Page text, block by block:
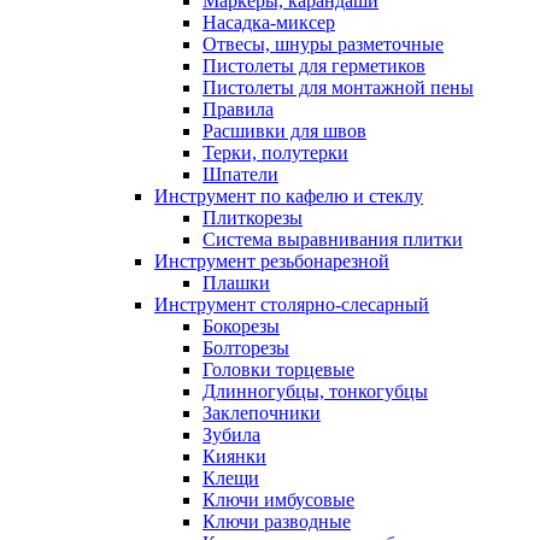
Насадка-миксер
Отвесы, шнуры разметочные
Пистолеты для герметиков
Пистолеты для монтажной пены
Правила
Расшивки для швов
Терки, полутерки
Шпатели
Инструмент по кафелю и стеклу
Плиткорезы
Система выравнивания плитки
Инструмент резьбонарезной
Плашки
Инструмент столярно-слесарный
Бокорезы
Болторезы
Головки торцевые
Длинногубцы, тонкогубцы
Заклепочники
Зубила
Киянки
Клещи
Ключи имбусовые
Ключи разводные